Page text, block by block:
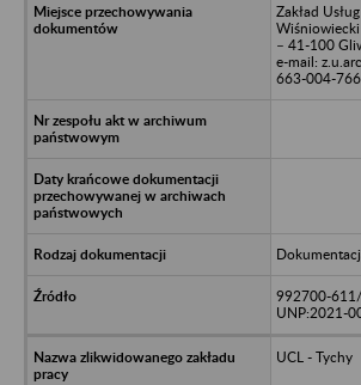
Zakład
Wiśniowiecki
– 41-100
e-mail:
663-004-
992700-
UNP:2021-
UCL - Tychy